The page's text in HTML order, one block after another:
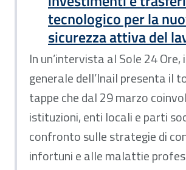
tecnologico per la
sicurezza attiva del
In un’intervista al Sole 24
generale dell’Inail presenta il
tappe che dal 29 marzo
istituzioni, enti locali e parti
confronto sulle strategie di
infortuni e alle malattie